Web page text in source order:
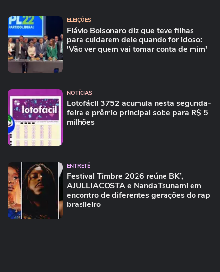
ELEIÇÕES
Flávio Bolsonaro diz que teve filhas
para cuidarem dele quando for idoso:
'Vão ver quem vai tomar conta de mim'
NOTÍCIAS
Lotofácil 3752 acumula nesta segunda-
feira e prêmio principal sobe para R$ 5
milhões
ENTRETÊ
Festival Timbre 2026 reúne BK’,
AJULLIACOSTA e NandaTsunami em
encontro de diferentes gerações do rap
brasileiro